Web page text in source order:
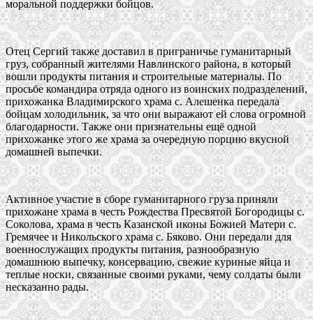
моральной поддержки бойцов.
Отец Сергий также доставил в приграничье гуманитарный
груз, собранный жителями Навлинского района, в который
вошли продукты питания и строительные материалы. По
просьбе командира отряда одного из воинских подразделений,
прихожанка Владимирского храма с. Алешенка передала
бойцам холодильник, за что они выражают ей слова огромной
благодарности. Также они признательны ещё одной
прихожанке этого же храма за очередную порцию вкусной
домашней выпечки.
Активное участие в сборе гуманитарного груза приняли
прихожане храма в честь Рождества Пресвятой Богородицы с.
Соколова, храма в честь Казанской иконы Божией Матери с.
Гремячее и Никольского храма с. Бяково. Они передали для
военнослужащих продукты питания, разнообразную
домашнюю выпечку, консервацию, свежие куриные яйца и
теплые носки, связанные своими руками, чему солдаты были
несказанно рады.